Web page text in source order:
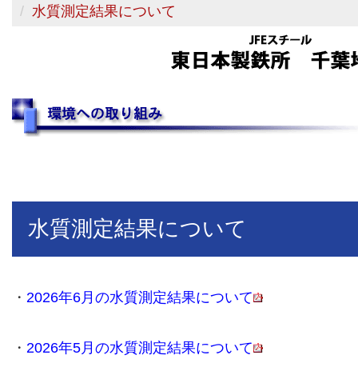
水質測定結果について
水質測定結果について
・ 2026年6月の水質測定結果について
・ 2026年5月の水質測定結果について